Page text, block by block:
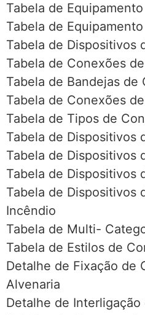
Tabela de
Tabela de
Tabela de Dispositivos
Tabela de Conexões
Tabela de Bandejas de
Tabela de Conexões
Tabela de Tipos de
Tabela de Dispositivos
Tabela de Dispositivos
Tabela de Dispositivos
Tabela de Dispositivos
Incêndio
Tabela de Multi-
Tabela de Estilos de
Detalhe de Fixação de
Alvenaria
Detalhe de Interligação